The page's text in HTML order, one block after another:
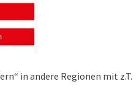
in andere Regionen mit z.T.